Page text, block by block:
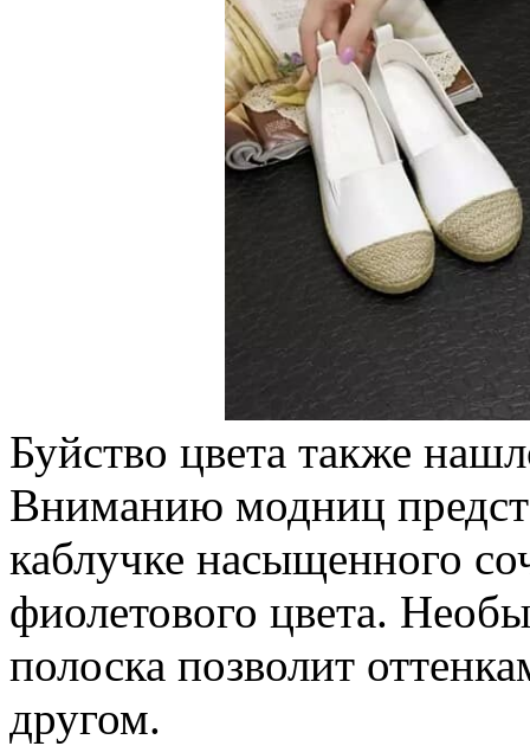
Буйство цвета также
Вниманию модниц
каблучке насыщенного
фиолетового цвета.
полоска позволит
другом.